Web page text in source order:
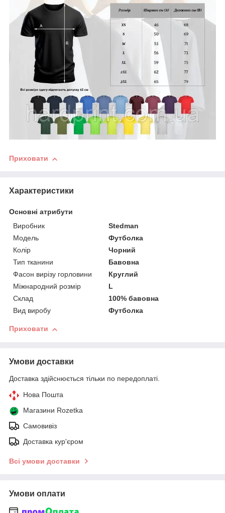
Приховати
Характеристики
Основні атрибути
Виробник
Stedman
Модель
Футболка
Колір
Чорний
Тип тканини
Бавовна
Фасон вирізу горловини
Круглий
Міжнародний розмір
L
Склад
100% бавовна
Вид виробу
Футболка
Приховати
Умови доставки
Доставка здійснюється тільки по передоплаті.
Нова Пошта
Магазини Rozetka
Самовивіз
Доставка кур'єром
Всі умови доставки
Умови оплати